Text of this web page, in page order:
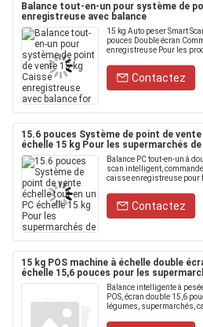
Balance tout-en-un pour système de
enregistreuse avec balance
15 kg Auto peser Smart
pouces Double écran
enregistreuse Pour les
Contactez
15.6 pouces Système de point de
échelle 15 kg Pour les supermarchés
Balance PC tout-en-un à
scan intelligent,
caisse enregistreuse pour
Contactez
15 kg POS machine à échelle double
échelle 15,6 pouces pour les
Balance intelligente à
POS, écran double 15,6
légumes, supermarchés,